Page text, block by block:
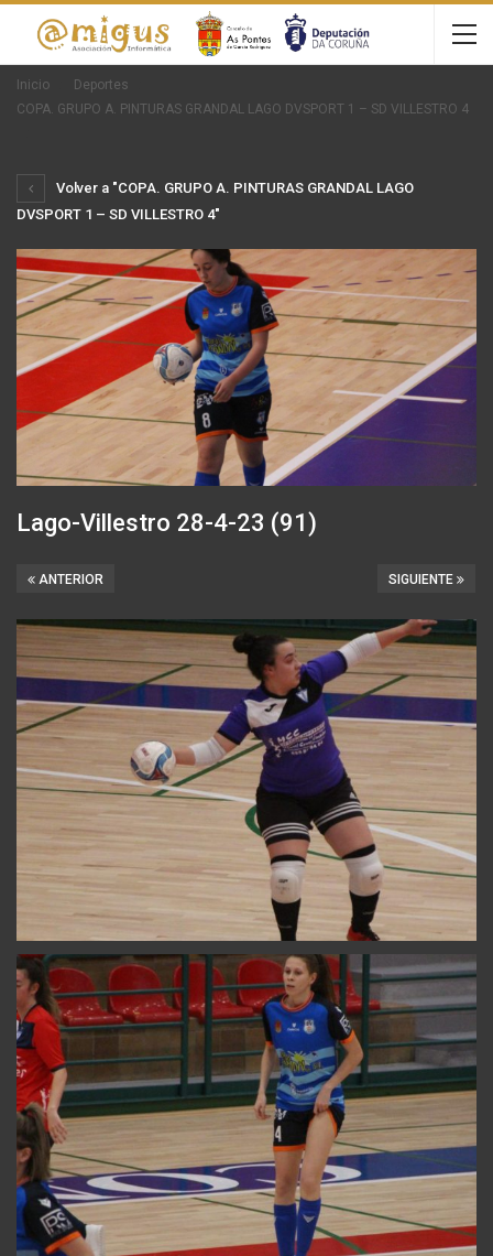
Inicio
Deportes
COPA. GRUPO A. PINTURAS GRANDAL LAGO DVSPORT 1 – SD VILLESTRO 4
Volver a "COPA. GRUPO A. PINTURAS GRANDAL LAGO
DVSPORT 1 – SD VILLESTRO 4"
Lago-Villestro 28-4-23 (91)
SIGUIENTE
ANTERIOR